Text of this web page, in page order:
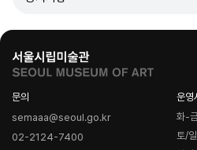
문의
semaaa@seoul.go.kr
02-2124-7400
운영
화-
토/